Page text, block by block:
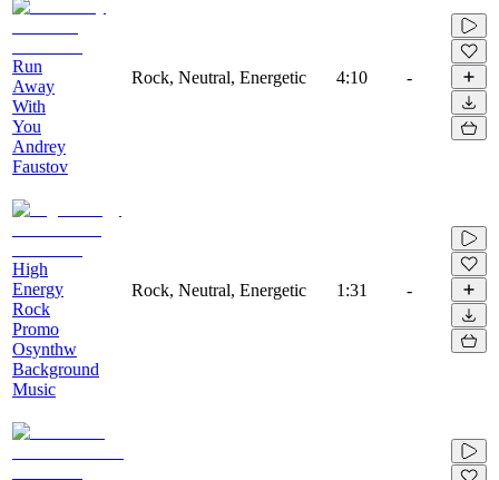
Run
Away
With
You
Andrey
Faustov
Rock, Neutral, Energetic 4:10 -
High
Energy
Rock
Promo
Osynthw
Background
Music
Rock, Neutral, Energetic 1:31 -